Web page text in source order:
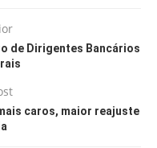
de Dirigentes Bancários
caros, maior reajuste